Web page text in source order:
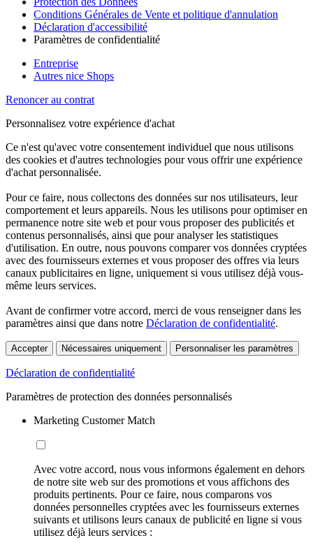
Conditions Générales de Vente et politique d'annulation
Déclaration d'accessibilité
Paramètres de confidentialité
Entreprise
Autres nice Shops
Renoncer au contrat
Personnalisez votre expérience d'achat
Ce n'est qu'avec votre consentement individuel que nous utilisons
des cookies et d'autres technologies pour vous offrir une expérience
d'achat personnalisée.
Pour ce faire, nous collectons des données sur nos utilisateurs, leur
comportement et leurs appareils. Nous les utilisons pour optimiser en
permanence notre site web et pour vous proposer des publicités et
contenus personnalisés, ainsi que pour analyser les statistiques
d'utilisation. En outre, nous pouvons comparer vos données cryptées
avec des fournisseurs externes et vous proposer des offres via leurs
canaux publicitaires en ligne, uniquement si vous utilisez déjà vous-
même leurs services.
Avant de confirmer votre accord, merci de vous renseigner dans les
paramètres ainsi que dans notre Déclaration de confidentialité.
Accepter Nécessaires uniquement Personnaliser les paramètres
Déclaration de confidentialité
Paramètres de protection des données personnalisés
Marketing Customer Match
Avec votre accord, nous vous informons également en dehors
de notre site web sur des promotions et vous affichons des
produits pertinents. Pour ce faire, nous comparons vos
données personnelles cryptées avec les fournisseurs externes
suivants et utilisons leurs canaux de publicité en ligne si vous
utilisez déjà leurs services :